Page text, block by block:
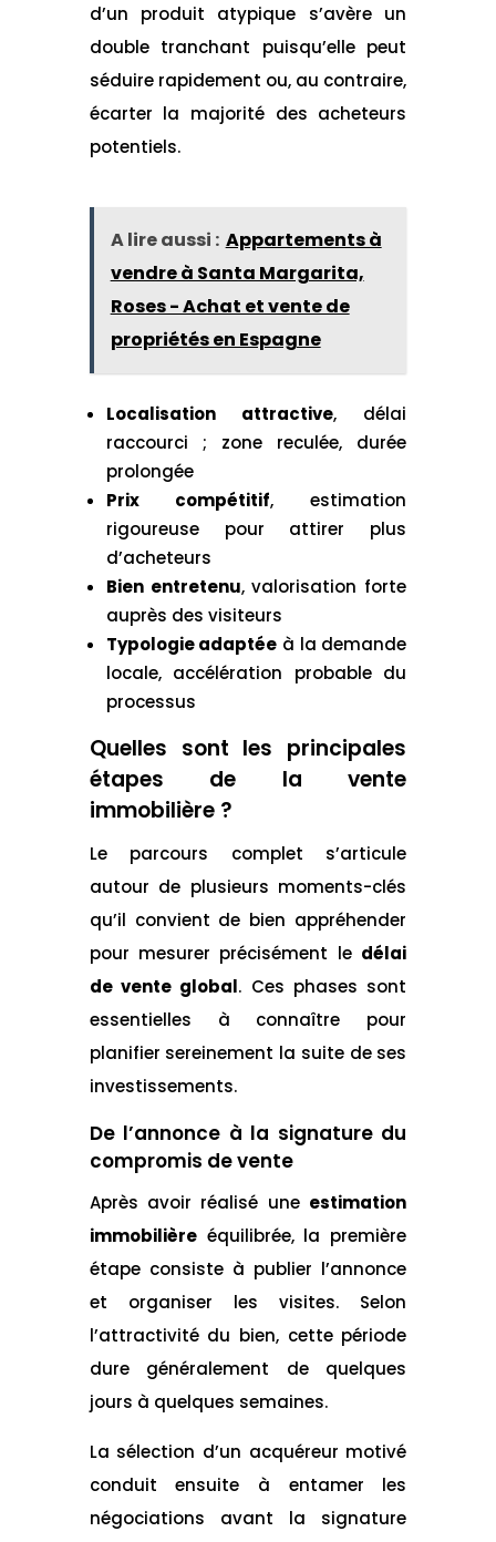
d’un produit atypique s’avère un
double tranchant puisqu’elle peut
séduire rapidement ou, au contraire,
écarter la majorité des acheteurs
potentiels.
A lire aussi : Appartements à
vendre à Santa Margarita,
Roses - Achat et vente de
propriétés en Espagne
Localisation attractive, délai
raccourci ; zone reculée, durée
prolongée
Prix compétitif, estimation
rigoureuse pour attirer plus
d’acheteurs
Bien entretenu, valorisation forte
auprès des visiteurs
Typologie adaptée à la demande
locale, accélération probable du
processus
Quelles sont les principales
étapes de la vente
immobilière ?
Le parcours complet s’articule
autour de plusieurs moments-clés
qu’il convient de bien appréhender
pour mesurer précisément le délai
de vente global. Ces phases sont
essentielles à connaître pour
planifier sereinement la suite de ses
investissements.
De l’annonce à la signature du
compromis de vente
Après avoir réalisé une estimation
immobilière équilibrée, la première
étape consiste à publier l’annonce
et organiser les visites. Selon
l’attractivité du bien, cette période
dure généralement de quelques
jours à quelques semaines.
La sélection d’un acquéreur motivé
conduit ensuite à entamer les
négociations avant la signature